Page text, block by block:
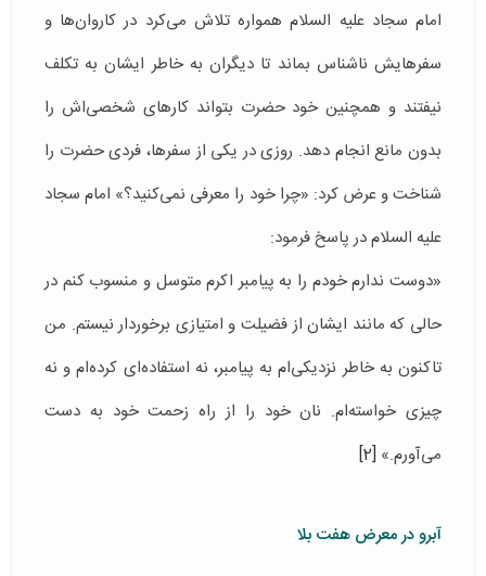
امام سجاد علیه السلام همواره تلاش می‌کرد در کاروان‌ها و
سفرهایش ناشناس بماند تا دیگران به خاطر ایشان به تکلف
نیفتند و همچنین خود حضرت بتواند کارهای شخصی‌اش را
بدون مانع انجام دهد. روزی در یکی از سفرها، فردی حضرت را
شناخت و عرض کرد: «چرا خود را معرفی نمی‌کنید؟» امام سجاد
علیه السلام در پاسخ فرمود:
«دوست ندارم خودم را به پیامبر اکرم متوسل و منسوب کنم در
حالی که مانند ایشان از فضیلت و امتیازی برخوردار نیستم. من
تاکنون به خاطر نزدیکی‌ام به پیامبر، نه استفاده‌ای کرده‌ام و نه
چیزی خواسته‌ام. نان خود را از راه زحمت خود به دست
می‌آورم.» [2]
آبرو در معرض هفت بلا